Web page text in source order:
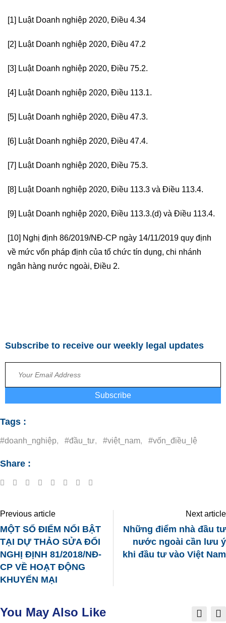
[1] Luật Doanh nghiệp 2020, Điều 4.34
[2] Luật Doanh nghiệp 2020, Điều 47.2
[3] Luật Doanh nghiệp 2020, Điều 75.2.
[4] Luật Doanh nghiệp 2020, Điều 113.1.
[5] Luật Doanh nghiệp 2020, Điều 47.3.
[6] Luật Doanh nghiệp 2020, Điều 47.4.
[7] Luật Doanh nghiệp 2020, Điều 75.3.
[8] Luật Doanh nghiệp 2020, Điều 113.3 và Điều 113.4.
[9] Luật Doanh nghiệp 2020, Điều 113.3.(d) và Điều 113.4.
[10] Nghị định 86/2019/NĐ-CP ngày 14/11/2019 quy định
về mức vốn pháp định của tổ chức tín dụng, chi nhánh
ngân hàng nước ngoài, Điều 2.
Subscribe to receive our weekly legal updates
Subscribe
Tags :
#doanh_nghiệp, #đầu_tư, #việt_nam, #vốn_điều_lệ
Share :
Previous article
MỘT SỐ ĐIỂM NỔI BẬT
TẠI DỰ THẢO SỬA ĐỔI
NGHỊ ĐỊNH 81/2018/NĐ-
CP VỀ HOẠT ĐỘNG
KHUYẾN MẠI
Next article
Những điểm nhà đầu tư
nước ngoài cần lưu ý
khi đầu tư vào Việt Nam
You May Also Like